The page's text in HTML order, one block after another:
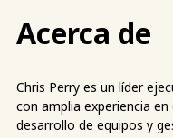
Acerca de
Chris Perry es un líder
con amplia experiencia
desarrollo de equipos y